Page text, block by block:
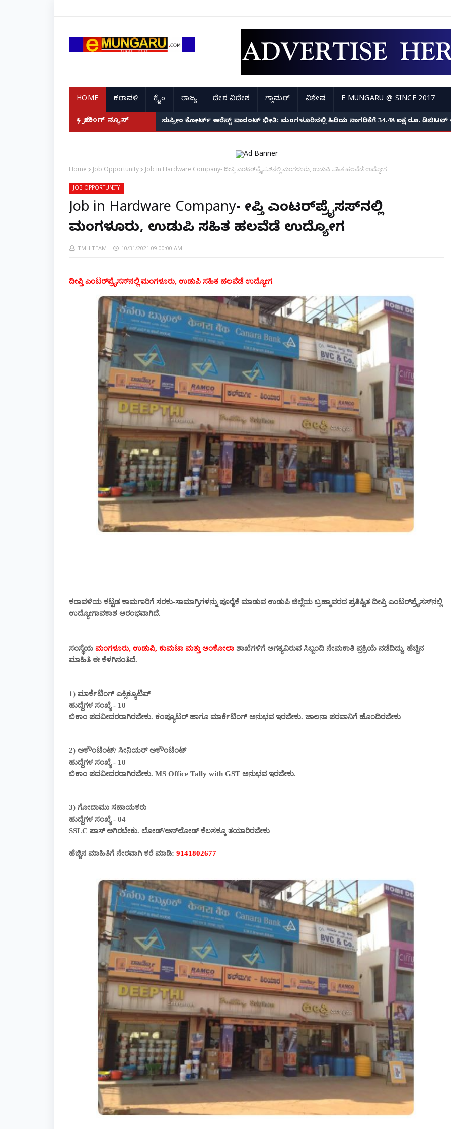
HOME ಕರಾವಳಿ ಕ್ರೈಂ ರಾಜ್ಯ ದೇಶ ವಿದೇಶ ಗ್ಲಾಮರ್ ವಿಶೇಷ E MUNGARU @ SINCE 2017
ಬ್ರೇಕಿಂಗ್ ನ್ಯೂಸ್ ಸುಪ್ರೀಂ ಕೋರ್ಟ್ ಅರೆಸ್ಟ್ ವಾರಂಟ್ ಭೀತಿ: ಮಂಗಳೂರಿನಲ್ಲಿ ಹಿರಿಯ ನಾಗರಿಕೆಗೆ 34.48 ಲಕ್ಷ ರೂ.
ಉಳ್ಳಾಲ: ಇನ್ಫೋಸಿಸ್ ಉದ್ಯೋಗಿಗಳ ಸೋಗಿನಲ್ಲಿ ಬಂದ ಖದೀಮರು; ವೃದ್ಧೆಯ ಬಾಯಿ ಮುಚ್ಚಿ 3 ಲಕ್ಷದ
Home Job Opportunity Job in Hardware Company- ದೀಪ್ತಿ ಎಂಟರ್‌ಪ್ರೈಸಸ್‌ನಲ್ಲಿ ಮಂಗಳೂರು, ಉಡುಪಿ ಸಹಿತ ಹಲವೆಡೆ ಉದ್ಯೋಗ
JOB OPPORTUNITY
Job in Hardware Company- ದೀಪ್ತಿ ಎಂಟರ್‌ಪ್ರೈಸಸ್‌ನಲ್ಲಿ
ಮಂಗಳೂರು, ಉಡುಪಿ ಸಹಿತ ಹಲವೆಡೆ ಉದ್ಯೋಗ
TMH TEAM 10/31/2021 09:00:00 AM
ದೀಪ್ತಿ ಎಂಟರ್‌ಪ್ರೈಸಸ್‌ನಲ್ಲಿ ಮಂಗಳೂರು, ಉಡುಪಿ ಸಹಿತ ಹಲವೆಡೆ ಉದ್ಯೋಗ
ಕರಾವಳಿಯ ಕಟ್ಟಡ ಕಾಮಗಾರಿಗೆ ಸರಕು-ಸಾಮಾಗ್ರಿಗಳನ್ನು ಪೂರೈಕೆ ಮಾಡುವ ಉಡುಪಿ ಜಿಲ್ಲೆಯ ಬ್ರಹ್ಮಾವರದ ಪ್ರತಿಷ್ಟಿತ ದೀಪ್ತಿ ಎಂಟರ್‌ಪ್ರೈಸಸ್‌ನಲ್ಲಿ
ಉದ್ಯೋಗಾವಕಾಶ ಆರಂಭವಾಗಿದೆ.
ಸಂಸ್ಥೆಯ ಮಂಗಳೂರು, ಉಡುಪಿ, ಕುಮಟಾ ಮತ್ತು ಅಂಕೋಲಾ ಶಾಖೆಗಳಿಗೆ ಅಗತ್ಯವಿರುವ ಸಿಬ್ಬಂದಿ ನೇಮಕಾತಿ ಪ್ರಕ್ರಿಯೆ ನಡೆದಿದ್ದು, ಹೆಚ್ಚಿನ
ಮಾಹಿತಿ ಈ ಕೆಳಗಿನಂತಿದೆ.
1) ಮಾರ್ಕೆಟಿಂಗ್ ಎಕ್ಸಿಕ್ಯೂಟಿವ್
ಹುದ್ದೆಗಳ ಸಂಖ್ಯೆ - 10
ಬಿಕಾಂ ಪದವೀದರರಾಗಿರಬೇಕು. ಕಂಪ್ಯೂಟರ್ ಹಾಗೂ ಮಾರ್ಕೆಟಿಂಗ್ ಅನುಭವ ಇರಬೇಕು. ಚಾಲನಾ ಪರವಾನಿಗೆ ಹೊಂದಿರಬೇಕು
2) ಅಕೌಂಟೆಂಟ್/ ಸೀನಿಯರ್ ಅಕೌಂಟೆಂಟ್
ಹುದ್ದೆಗಳ ಸಂಖ್ಯೆ - 10
ಬಿಕಾಂ ಪದವೀದರರಾಗಿರಬೇಕು. MS Office Tally with GST ಅನುಭವ ಇರಬೇಕು.
3) ಗೋದಾಮು ಸಹಾಯಕರು
ಹುದ್ದೆಗಳ ಸಂಖ್ಯೆ - 04
SSLC ಪಾಸ್ ಅಗಿರಬೇಕು. ಲೋಡ್/ಅನ್‌ಲೋಡ್‌ ಕೆಲಸಕ್ಕೂ ತಯಾರಿರಬೇಕು
ಹೆಚ್ಚಿನ ಮಾಹಿತಿಗೆ ನೇರವಾಗಿ ಕರೆ ಮಾಡಿ: 9141802677